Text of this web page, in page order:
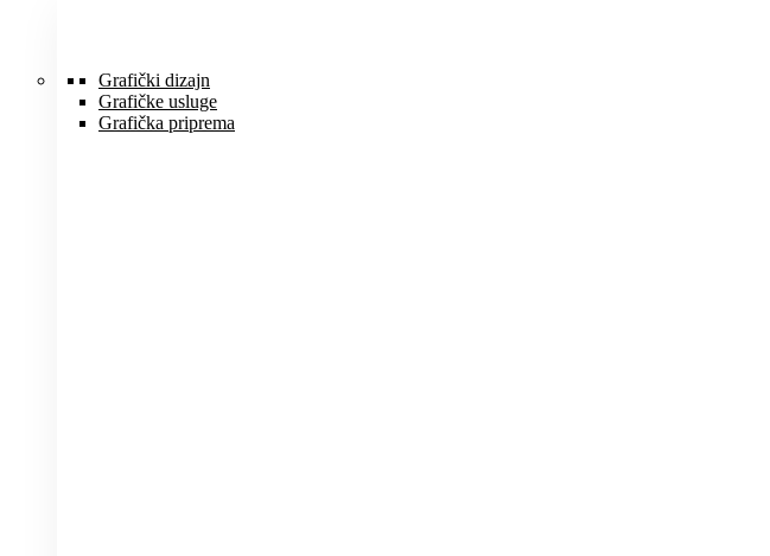
Grafički dizajn
Grafičke usluge
Grafička priprema